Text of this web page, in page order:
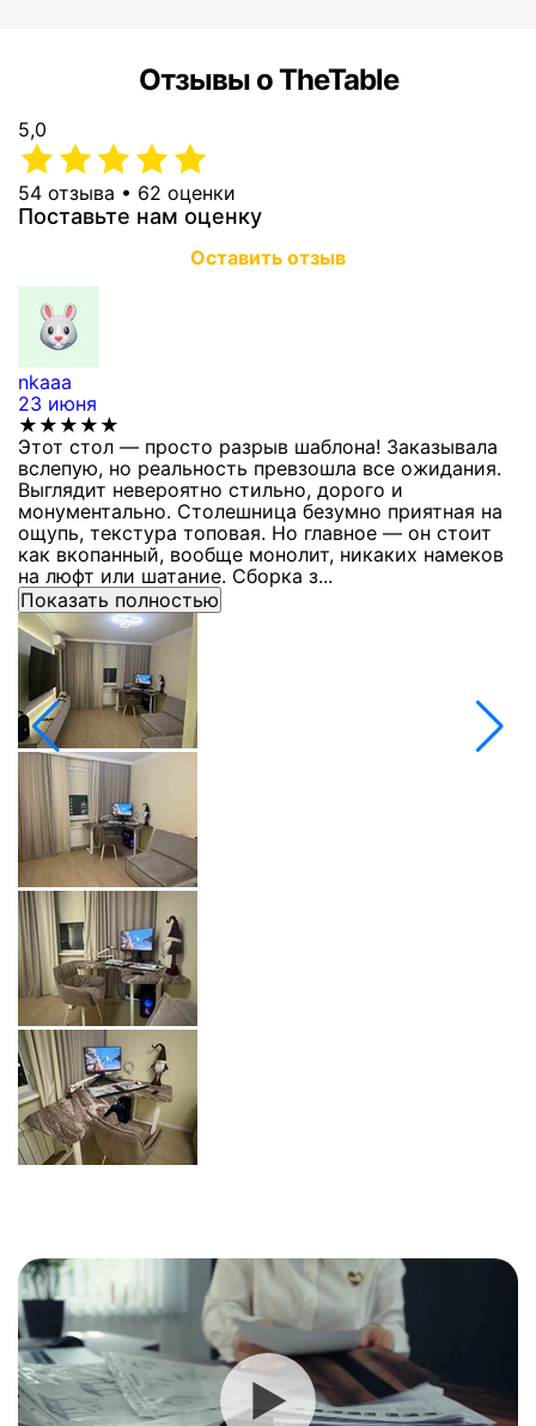
Отзывы о TheTable
5,0
54 отзыва • 62 оценки
Поставьте нам оценку
Оставить отзыв
nkaaa
23 июня
★★★★★
Этот стол — просто разрыв шаблона! Заказывала
вслепую, но реальность превзошла все ожидания.
Выглядит невероятно стильно, дорого и
монументально. Столешница безумно приятная на
ощупь, текстура топовая. Но главное — он стоит
как вкопанный, вообще монолит, никаких намеков
на люфт или шатание. Сборка з...
Показать полностью